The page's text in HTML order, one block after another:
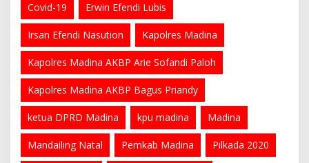
Covid-19 Erwin Efendi Lubis
Irsan Efendi Nasution Kapolres Madina
Kapolres Madina AKBP Arie Sofandi Paloh
Kapolres Madina AKBP Bagus Priandy
ketua DPRD Madina kpu madina Madina
Mandailing Natal Pemkab Madina Pilkada 2020